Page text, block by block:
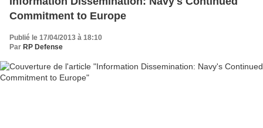
Commitment to Europe
Publié le 17/04/2013 à 18:10
Par RP Defense